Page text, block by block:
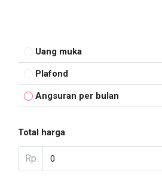
Uang muka
Plafond
Angsuran per bulan
Total harga
Rp